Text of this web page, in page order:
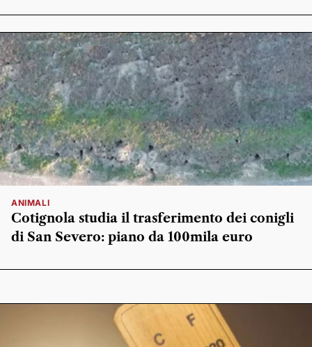
ANIMALI
Cotignola studia il trasferimento dei conigli
di San Severo: piano da 100mila euro